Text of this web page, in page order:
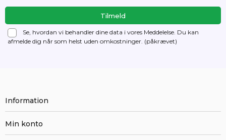
Se, hvordan vi behandler dine data i vores Meddelelse. Du kan
afmelde dig når som helst uden omkostninger. (påkrævet)
Information
Min konto